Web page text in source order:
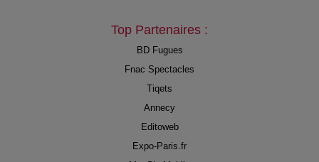
Top Partenaires :
BD Fugues
Fnac Spectacles
Tiqets
Annecy
Editoweb
Expo-Paris.fr